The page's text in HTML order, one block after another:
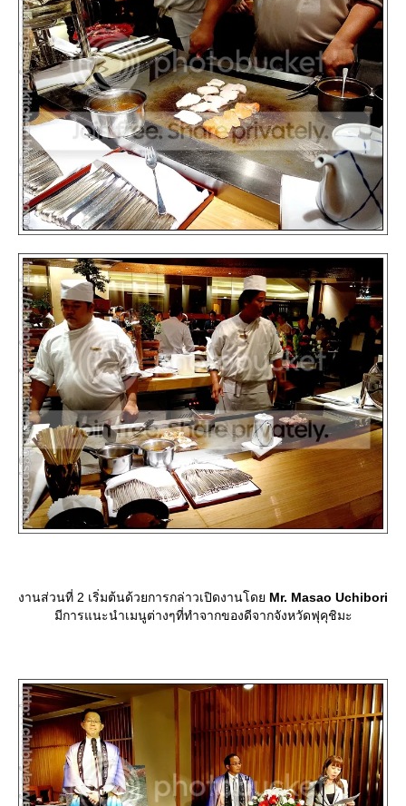
งานส่วนที่ 2 เริ่มต้นด้วยการกล่าวเปิดงานโด Mr. Masao Uchibori
มีการแนะนำเมนูต่างๆที่ทำจากของดีจากจังหวัดฟุคุชิมะ